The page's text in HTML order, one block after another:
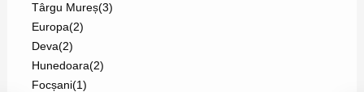
Târgu Mureș(3)
Europa(2)
Deva(2)
Hunedoara(2)
Focșani(1)